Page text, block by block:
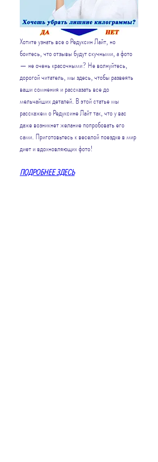
Хотите узнать все о Редуксин Лайт, но
боитесь, что отзывы будут скучными, а фото
— не очень красочными? Не волнуйтесь,
дорогой читатель, мы здесь, чтобы развеять
ваши сомнения и рассказать все до
мельчайших деталей. В этой статье мы
расскажем о Редуксине Лайт так, что у вас
даже возникнет желание попробовать его
сами. Приготовьтесь к веселой поездке в мир
диет и вдохновляющих фото!
ПОДРОБНЕЕ ЗДЕСЬ